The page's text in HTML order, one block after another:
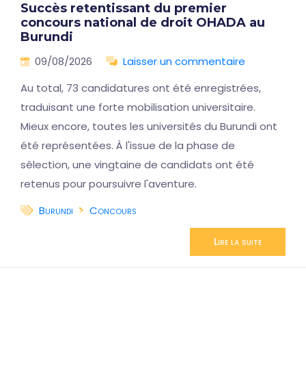
Succès retentissant du premier
concours national de droit OHADA au
Burundi
09/08/2026
Laisser un commentaire
Au total, 73 candidatures ont été enregistrées,
traduisant une forte mobilisation universitaire.
Mieux encore, toutes les universités du Burundi ont
été représentées. À l'issue de la phase de
sélection, une vingtaine de candidats ont été
retenus pour poursuivre l'aventure.
Burundi
Concours
Lire la suite